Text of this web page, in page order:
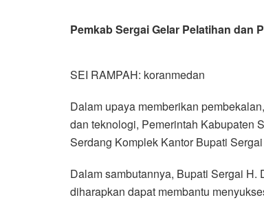
Pemkab Sergai Gelar Pelatihan dan
SEI RAMPAH: koranmedan
Dalam upaya memberikan
dan teknologi, Pemerintah Kabupaten
Serdang Komplek Kantor Bupati
Dalam sambutannya, Bupati Sergai
diharapkan dapat membantu